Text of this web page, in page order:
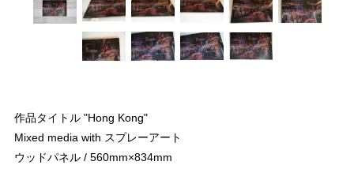
作品タイトル "Hong Kong"
Mixed media with スプレーアート
ウッドパネル / 560mm×834mm